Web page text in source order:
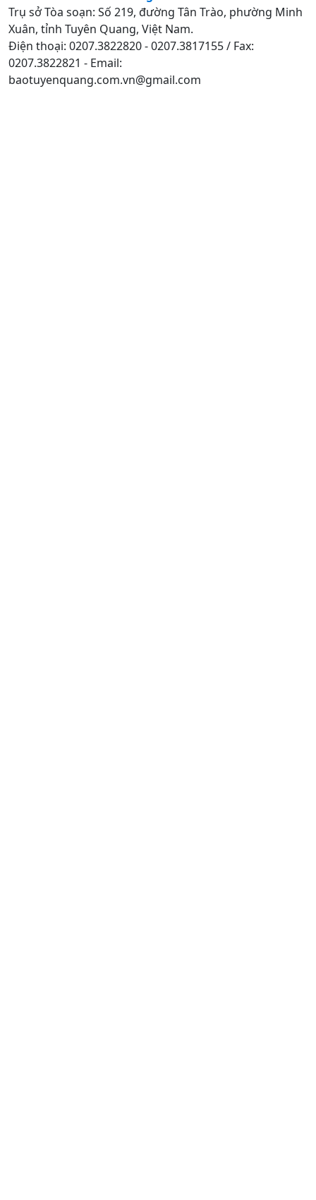
Trụ sở Tòa soạn: Số 219, đường Tân Trào, phường Minh
Xuân, tỉnh Tuyên Quang, Việt Nam.
Điện thoại: 0207.3822820 - 0207.3817155 / Fax:
0207.3822821 - Email:
baotuyenquang.com.vn@gmail.com